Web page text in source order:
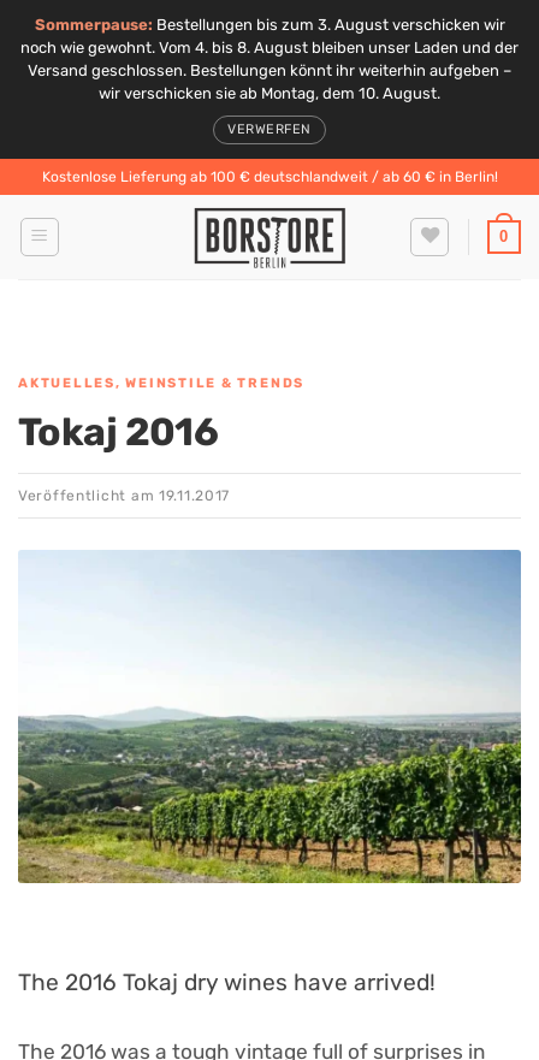
Sommerpause: Bestellungen bis zum 3. August verschicken wir
noch wie gewohnt. Vom 4. bis 8. August bleiben unser Laden und der
Versand geschlossen. Bestellungen könnt ihr weiterhin aufgeben –
wir verschicken sie ab Montag, dem 10. August.
VERWERFEN
Inhalt
springen
Kostenlose Lieferung ab 100 € deutschlandweit / ab 60 € in Berlin!
0
AKTUELLES,WEINSTILE & TRENDS
Tokaj 2016
Veröffentlicht am 19.11.2017
The 2016 Tokaj dry wines have arrived!
The 2016 was a tough vintage full of surprises in